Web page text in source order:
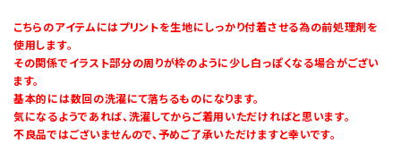
こちらのアイテムにはプリントを生地にしっかり付着させる為の前処理剤を
使用します。
その関係でイラスト部分の周りが枠のように少し白っぽくなる場合がござい
ます。
基本的には数回の洗濯にて落ちるものになります。
気になるようであれば、洗濯してからご着用いただければと思います。
不良品ではございませんので、予めご了承いただけますと幸いです。